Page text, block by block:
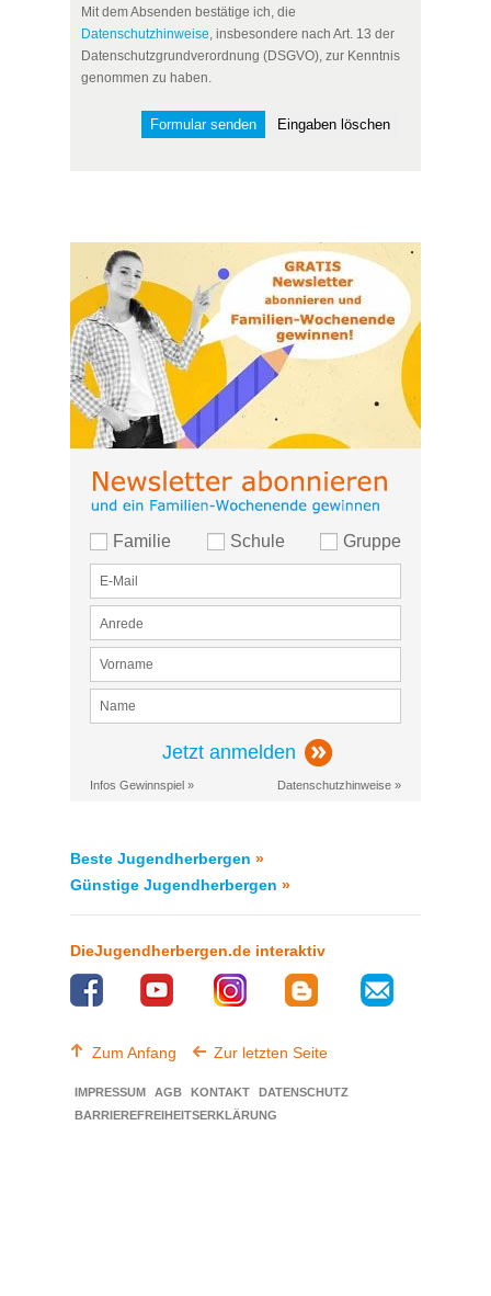
Mit dem Absenden bestätige ich, die
Datenschutzhinweise, insbesondere nach Art. 13 der
Datenschutzgrundverordnung (DSGVO), zur Kenntnis
genommen zu haben.
Familie Schule Gruppe
Jetzt anmelden
Infos Gewinnspiel » Datenschutzhinweise »
Beste Jugendherbergen »
Günstige Jugendherbergen »
DieJugendherbergen.de interaktiv
Zum Anfang Zur letzten Seite
IMPRESSUM AGB KONTAKT
DATENSCHUTZ
BARRIEREFREIHEITSERKLÄRUNG